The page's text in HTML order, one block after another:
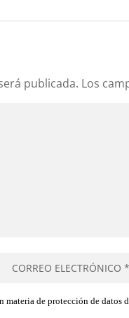
publicada. Los
de protección de datos